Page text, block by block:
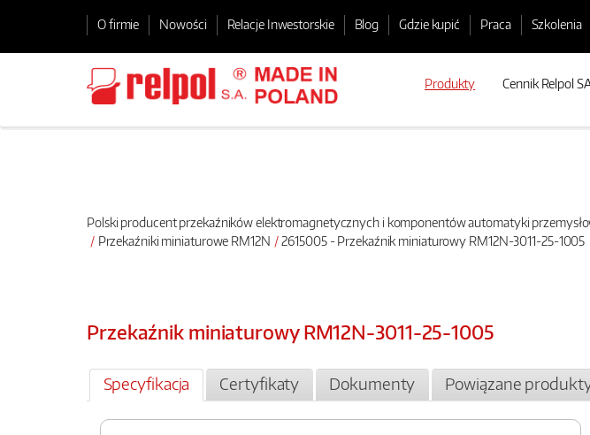
O firmie Nowości Relacje Inwestorskie Blog Gdzie kupić Praca Szkolenia
Produkty Cennik Relpol
Polski producent przekaźników elektromagnetycznych i komponentów automatyki
Przekaźniki miniaturowe RM12N
2615005 - Przekaźnik miniaturowy RM12N-3011-25-1005
Przekaźnik miniaturowy RM12N-3011-25-1005
Specyfikacja Certyfikaty Dokumenty Powiązane